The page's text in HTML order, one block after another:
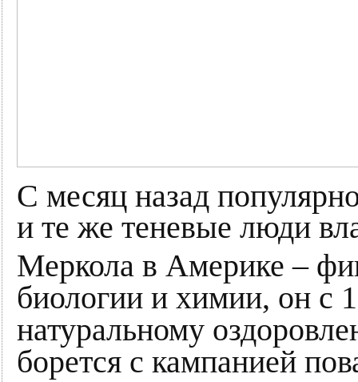
С месяц назад
и те же теневые люди
Меркола в Америке –
биологии и химии, он с
натуральному
борется с кампанией